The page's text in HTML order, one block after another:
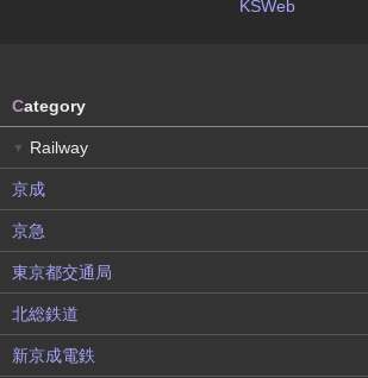
KSWeb
Category
▼ Railway
京成
京急
東京都交通局
北総鉄道
新京成電鉄